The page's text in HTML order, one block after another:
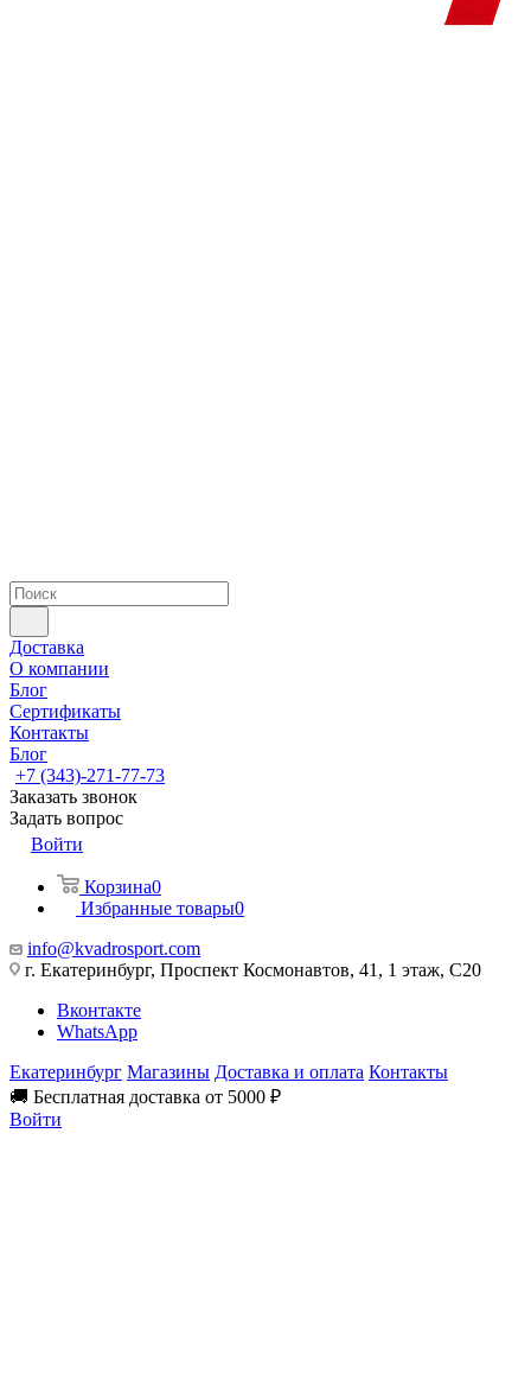
Доставка
О компании
Блог
Сертификаты
Контакты
Блог
+7 (343)-271-77-73
Заказать звонок
Задать вопрос
Войти
Корзина0
Избранные товары0
info@kvadrosport.com
г. Екатеринбург, Проспект Космонавтов, 41, 1 этаж, С20
Вконтакте
WhatsApp
Екатеринбург Магазины Доставка и оплата Контакты
🚚 Бесплатная доставка от 5000 ₽
Войти